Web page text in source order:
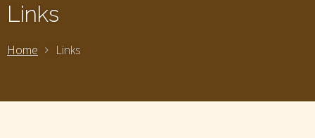
Links
Home Links